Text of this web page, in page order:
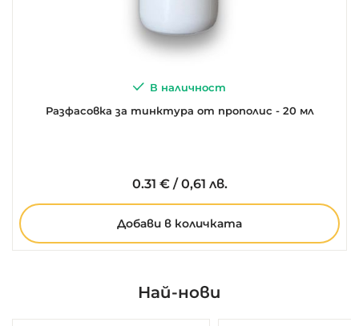
В наличност
Разфасовка за тинктура от прополис - 20 мл
0.31 €/0,61 лв.
Добави в количката
Най-нови